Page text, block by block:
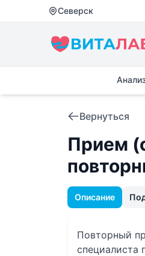
Северск
Вернуться
Прием
Описание
Повторный
специалиста